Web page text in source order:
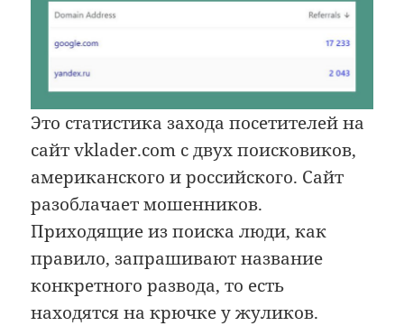
Это статистика захода посетителей на
сайт vklader.com с двух поисковиков,
американского и российского. Сайт
разоблачает мошенников.
Приходящие из поиска люди, как
правило, запрашивают название
конкретного развода, то есть
находятся на крючке у жуликов.